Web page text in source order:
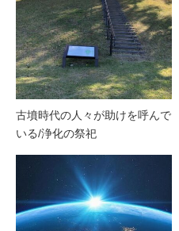
古墳時代の人々が助けを呼んで
いる/浄化の祭祀